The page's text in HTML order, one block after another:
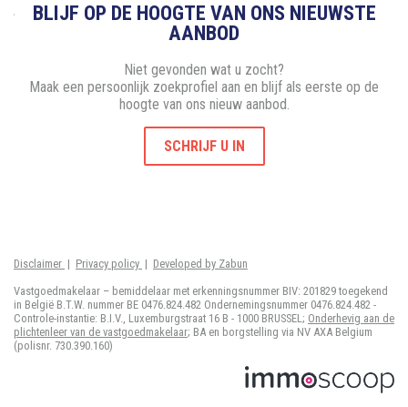
BLIJF OP DE HOOGTE VAN ONS NIEUWSTE
AANBOD
Niet gevonden wat u zocht?
Maak een persoonlijk zoekprofiel aan en blijf als eerste op de
hoogte van ons nieuw aanbod.
SCHRIJF U IN
Disclaimer | Privacy policy | Developed by Zabun
Vastgoedmakelaar – bemiddelaar met erkenningsnummer BIV: 201829 toegekend
in België B.T.W. nummer BE 0476.824.482 Ondernemingsnummer 0476.824.482 -
Controle-instantie: B.I.V., Luxemburgstraat 16 B - 1000 BRUSSEL; Onderhevig aan de
plichtenleer van de vastgoedmakelaar; BA en borgstelling via NV AXA Belgium
(polisnr. 730.390.160)